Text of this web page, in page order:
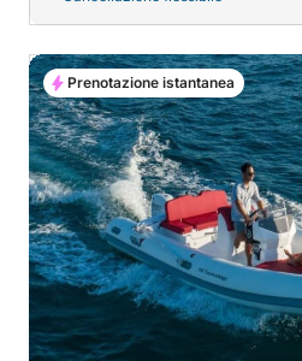
Prenotazione istantanea